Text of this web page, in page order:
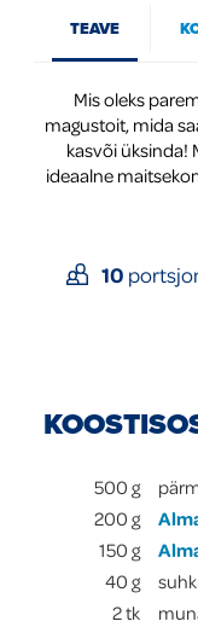
Global
TEAVE
Mis oleks
magustoit, mida
kasvõi üksinda!
ideaalne
10
500 g
200 g
150 g
40 g
2tk